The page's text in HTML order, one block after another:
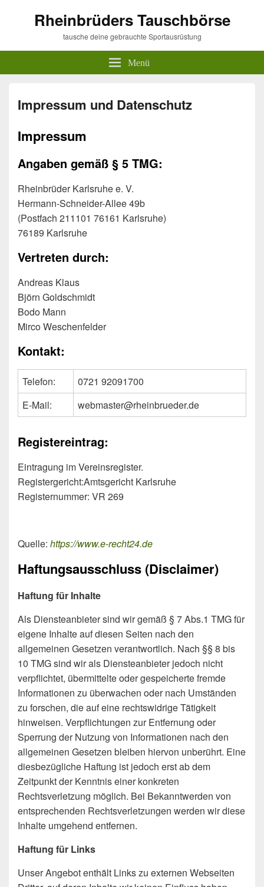
Rheinbrüders Tauschbörse
tausche deine gebrauchte Sportausrüstung
Menü
Impressum und Datenschutz
Impressum
Angaben gemäß § 5 TMG:
Rheinbrüder Karlsruhe e. V.
Hermann-Schneider-Allee 49b
(Postfach 211101 76161 Karlsruhe)
76189 Karlsruhe
Vertreten durch:
Andreas Klaus
Björn Goldschmidt
Bodo Mann
Mirco Weschenfelder
Kontakt:
Telefon:
0721 92091700
E-Mail:
webmaster@rheinbrueder.de
Registereintrag:
Eintragung im Vereinsregister.
Registergericht:Amtsgericht Karlsruhe
Registernummer: VR 269
Quelle: https://www.e-recht24.de
Haftungsausschluss (Disclaimer)
Haftung für Inhalte
Als Diensteanbieter sind wir gemäß § 7 Abs.1 TMG für
eigene Inhalte auf diesen Seiten nach den
allgemeinen Gesetzen verantwortlich. Nach §§ 8 bis
10 TMG sind wir als Diensteanbieter jedoch nicht
verpflichtet, übermittelte oder gespeicherte fremde
Informationen zu überwachen oder nach Umständen
zu forschen, die auf eine rechtswidrige Tätigkeit
hinweisen. Verpflichtungen zur Entfernung oder
Sperrung der Nutzung von Informationen nach den
allgemeinen Gesetzen bleiben hiervon unberührt. Eine
diesbezügliche Haftung ist jedoch erst ab dem
Zeitpunkt der Kenntnis einer konkreten
Rechtsverletzung möglich. Bei Bekanntwerden von
entsprechenden Rechtsverletzungen werden wir diese
Inhalte umgehend entfernen.
Haftung für Links
Unser Angebot enthält Links zu externen Webseiten